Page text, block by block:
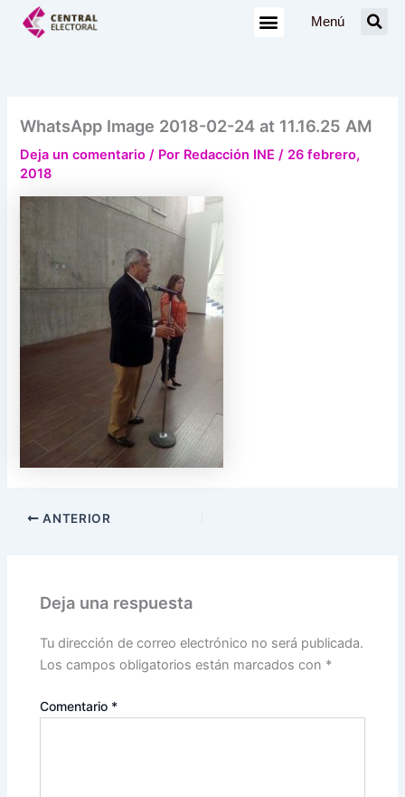
Menú
WhatsApp Image 2018-02-24 at 11.16.25 AM
Deja un comentario / Por Redacción INE/ 26 febrero,
2018
ANTERIOR
Deja una respuesta
Tu dirección de correo electrónico no será publicada.
Los campos obligatorios están marcados con *
Comentario *